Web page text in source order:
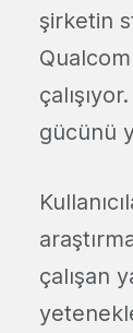
şirketin
gücünü
çalışan